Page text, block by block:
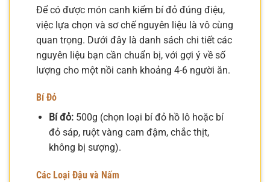
Để có được món canh kiểm bí đỏ đúng điệu,
việc lựa chọn và sơ chế nguyên liệu là vô cùng
quan trọng. Dưới đây là danh sách chi tiết các
nguyên liệu bạn cần chuẩn bị, với gợi ý về số
lượng cho một nồi canh khoảng 4-6 người ăn.
Bí Đỏ
Bí đỏ:500g (chọn loại bí đỏ hồ lô hoặc bí
đỏ sáp, ruột vàng cam đậm, chắc thịt,
không bị sượng).
Các Loại Đậu và Nấm